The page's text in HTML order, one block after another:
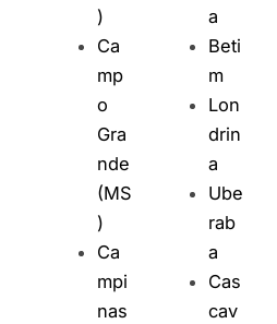
)
Ca
mp
o
Gra
nde
(MS
)
Ca
mpi
nas
a
Beti
m
Lon
drin
a
Ube
rab
a
Cas
cav